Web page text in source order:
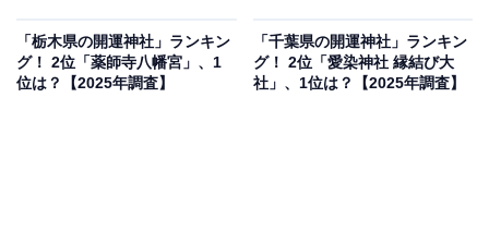
「栃木県の開運神社」ランキン
グ！ 2位「薬師寺八幡宮」、1
位は？【2025年調査】
「千葉県の開運神社」ランキン
グ！ 2位「愛染神社 縁結び大
社」、1位は？【2025年調査】